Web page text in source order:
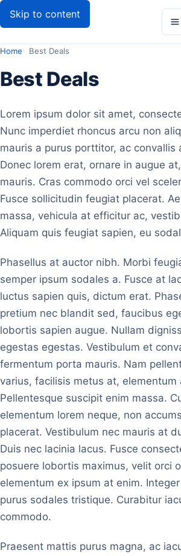
Skip to content
Gpjam
Home Best Deals
Best Deals
Lorem ipsum dolor sit amet,
Nunc imperdiet rhoncus arcu non
mauris a purus porttitor, ac convallis
Donec lorem erat, ornare in augue
mauris. Cras commodo orci vel
Fusce sollicitudin feugiat placerat.
massa, vehicula at efficitur ac,
Aliquam quis feugiat sapien, eu
Phasellus at auctor nibh. Morbi
semper ipsum sodales a. Fusce at
luctus sapien quis, dictum erat.
pretium nec blandit sed, faucibus
lobortis sapien augue. Nullam
egestas egestas. Vestibulum et
fermentum porta mauris. Nam
varius, facilisis metus at, elementum
Pellentesque suscipit enim massa.
elementum lorem neque, non
placerat. Vestibulum nec mauris at
Duis nec lacinia lacus. Fusce
posuere lobortis maximus, velit orci
elementum ex ipsum at enim.
purus sodales tristique. Curabitur
commodo.
Praesent mattis purus magna, ac